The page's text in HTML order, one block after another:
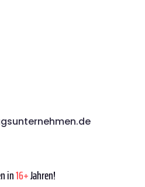
in16+Jahren!